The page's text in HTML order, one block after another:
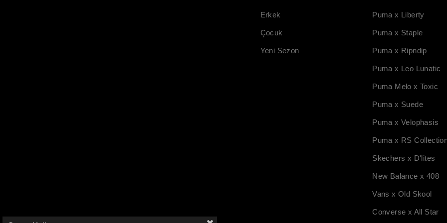
Erkek
Çocuk
Yeni Sezon
Puma x Liberty
Puma x Staple
Puma x Ripndip
Puma x Leo Lunatic
Puma Melo x Toxic
Puma x Suede
Puma x Velophasis
Puma x RS
Skechers x D'lites
New Balance x 408
Vans x Old Skool
Converse x All Star